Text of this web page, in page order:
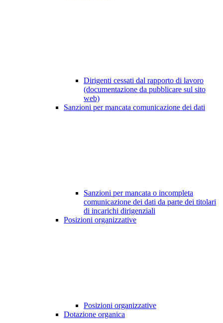
Dirigenti cessati dal rapporto di lavoro
(documentazione da pubblicare sul sito
web)
Sanzioni per mancata comunicazione dei dati
Sanzioni per mancata o incompleta
comunicazione dei dati da parte dei titolari
di incarichi dirigenziali
Posizioni organizzative
Posizioni organizzative
Dotazione organica